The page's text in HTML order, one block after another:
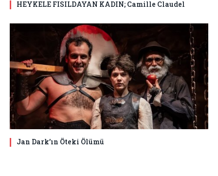
HEYKELE FISILDAYAN KADIN; Camille Claudel
Jan Dark’ın Öteki Ölümü